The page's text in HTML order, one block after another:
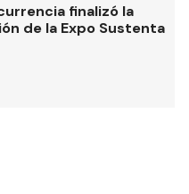
finalizó la
de la Expo Sustenta